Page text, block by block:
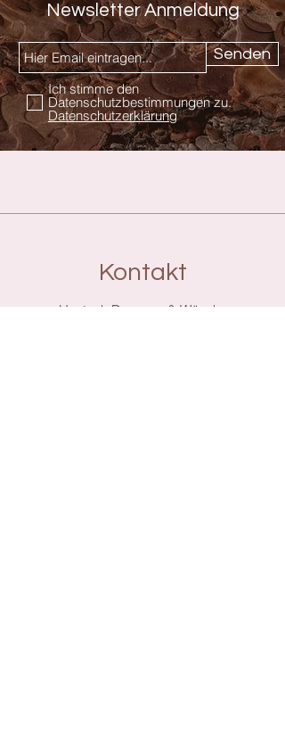
Newsletter Anmeldung
Senden
Ich stimme den
Datenschutzbestimmungen zu.
Datenschutzerklärung
Kontakt
Hautnah Dessous & Wäsche